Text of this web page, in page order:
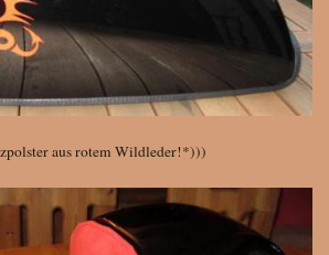
aus rotem Wildleder!*)))